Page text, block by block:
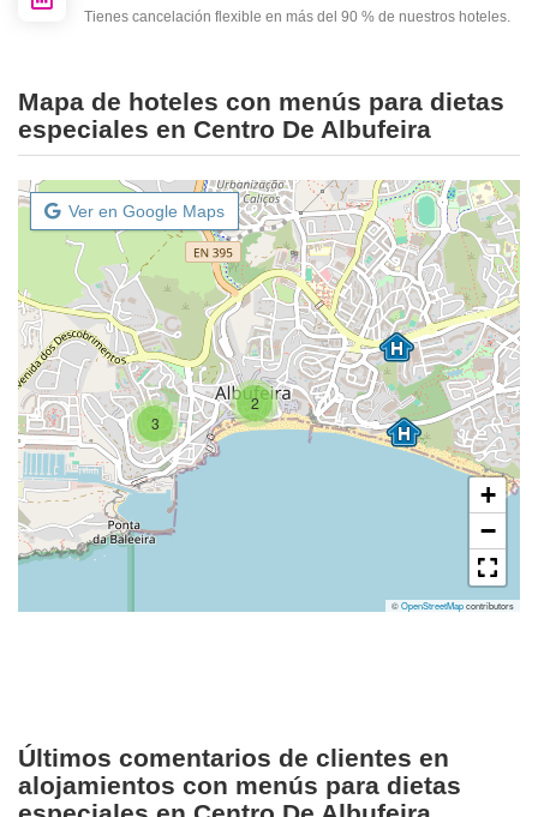
Tienes cancelación flexible en más del 90 % de nuestros hoteles.
Mapa de hoteles con menús para dietas
especiales en Centro De Albufeira
Ver en Google Maps
3
2
+
−
©OpenStreetMapcontributors
Últimos comentarios de clientes en
alojamientos con menús para dietas